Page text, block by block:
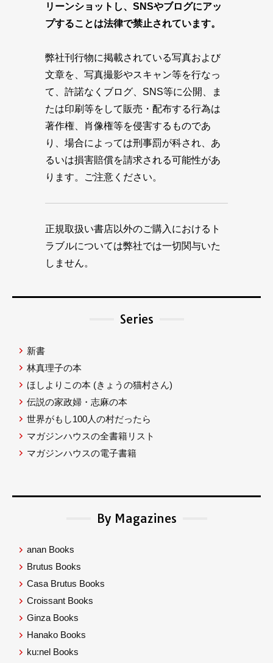
リーンショットし、SNSやブログにアッ
プすることは法律で禁止されています。
弊社刊行物に掲載されている写真および
文章を、写真撮影やスキャン等を行なっ
て、許諾なくブログ、SNS等に公開、ま
たは印刷等をして販売・配布する行為は
著作権、肖像権等を侵害するものであ
り、場合によっては刑事罰が科され、あ
るいは損害賠償を請求される可能性があ
ります。ご注意ください。
正規取扱い書店以外のご購入におけるト
ラブルについては弊社では一切関与いた
しません。
Series
新書
林真理子の本
ほしよりこの本 (きょうの猫村さん)
伝説の家政婦・志麻の本
世界がもし100人の村だったら
マガジンハウスの全書籍リスト
マガジンハウスの電子書籍
By Magazines
anan Books
Brutus Books
Casa Brutus Books
Croissant Books
Ginza Books
Hanako Books
ku:nel Books